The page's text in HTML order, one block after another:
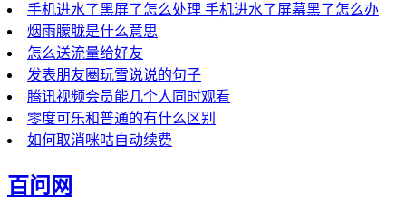
手机进水了黑屏了怎么处理 手机进水了屏幕黑了怎么办
烟雨朦胧是什么意思
怎么送流量给好友
发表朋友圈玩雪说说的句子
腾讯视频会员能几个人同时观看
零度可乐和普通的有什么区别
如何取消咪咕自动续费
百问网